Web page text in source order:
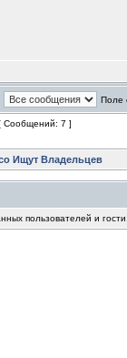
Поле
Сообщений: 7 ]
Ищут Владельцев
пользователей и